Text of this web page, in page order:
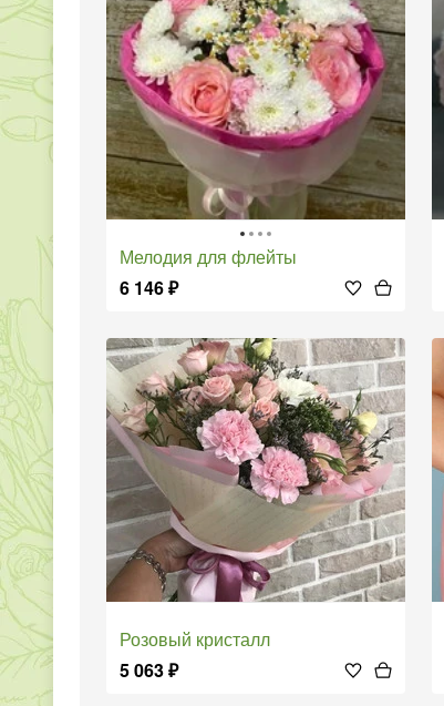
Мелодия для флейты
6 146₽
Розовый кристалл
5 063₽